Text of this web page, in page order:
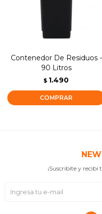
Contenedor De Residuos -
90 Litros
$ 1.490
¡Suscribite y recibí